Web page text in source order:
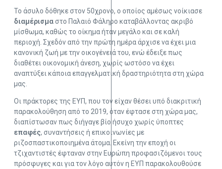
Το άσυλο δόθηκε στον 50χρονο, ο οποίος αμέσως νοίκιασε
διαμέρισμαστο Παλαιό Φάληρο καταβάλλοντας ακριβό
μίσθωμα, καθώς το οίκημα ήταν μεγάλο και σε καλή
περιοχή. Σχεδόν από την πρώτη ημέρα άρχισε να έχει μια
κανονική ζωή με την οικογένειά του, ενώ έδειξε πως
διαθέτει οικονομική άνεση, χωρίς ωστόσο να έχει
αναπτύξει κάποια επαγγελματική δραστηριότητα στη χώρα
μας.
Οι πράκτορες της ΕΥΠ, που τον είχαν θέσει υπό διακριτική
παρακολούθηση από το 2019, όταν έφτασε στη χώρα μας,
διαπίστωσαν πως διήγαγε βίο ήσυχο χωρίς ύποπτες
επαφές, συναντήσεις ή επικοινωνίες με
ριζοσπαστικοποιημένα άτομα. Εκείνη την εποχή οι
τζιχαντιστές έφταναν στην Ευρώπη προφασιζόμενοι τους
πρόσφυγες και για τον λόγο αυτόν η ΕΥΠ παρακολουθούσε